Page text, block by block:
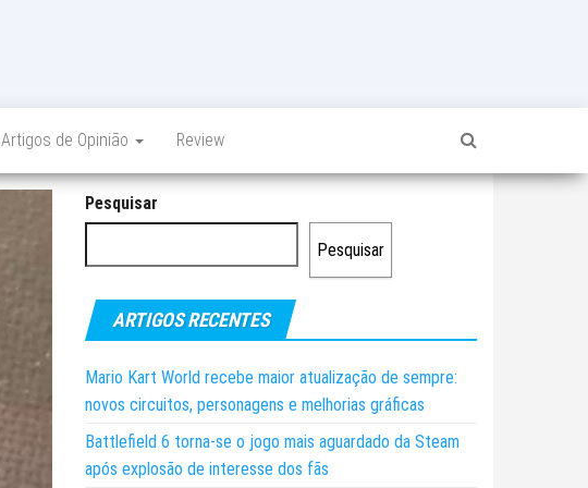
Artigos de Opinião Review
Pesquisar
Pesquisar
ARTIGOS RECENTES
Mario Kart World recebe maior atualização de sempre:
novos circuitos, personagens e melhorias gráficas
Battlefield 6 torna-se o jogo mais aguardado da Steam
após explosão de interesse dos fãs